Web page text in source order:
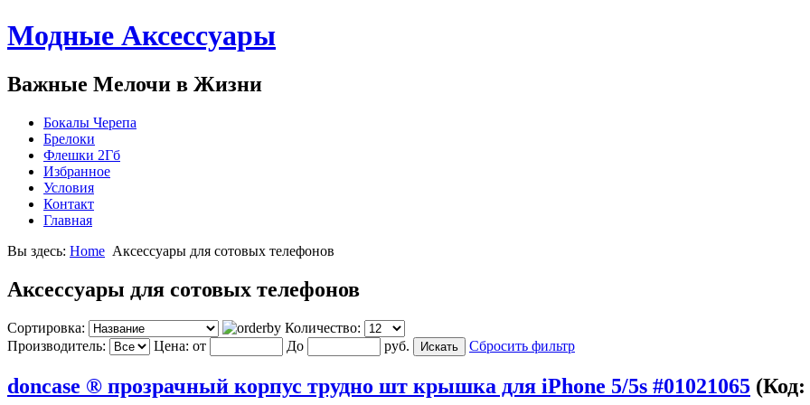
Модные Аксессуары
Важные Мелочи в Жизни
Бокалы Черепа
Брелоки
Флешки 2Гб
Избранное
Условия
Контакт
Главная
Вы здесь: Home Аксессуары для сотовых телефонов
Аксессуары для сотовых телефонов
Сортировка:
Количество:
Производитель:
Цена: от До руб. Сбросить фильтр
doncase ® прозрачный корпус трудно шт крышка для iPhone 5/5s #01021065 (Код: